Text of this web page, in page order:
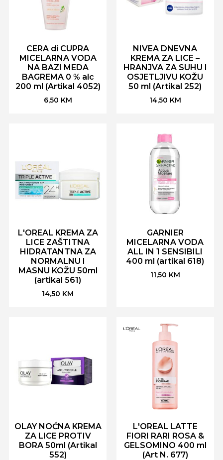
CERA di CUPRA
MICELARNA VODA
NA BAZI MEDA
BAGREMA 0 % alc
200 ml (Artikal 4052)
6,50 KM
NIVEA DNEVNA
KREMA ZA LICE –
HRANJVA ZA SUHU I
OSJETLJIVU KOŽU
50 ml (Artikal 252)
14,50 KM
L'OREAL KREMA ZA
LICE ZAŠTITNA
HIDRATANTNA ZA
NORMALNU I
MASNU KOŽU 50ml
(artikal 561)
14,50 KM
GARNIER
MICELARNA VODA
ALL IN 1 SENSIBILI
400 ml (artikal 618)
11,50 KM
OLAY NOĆNA KREMA
ZA LICE PROTIV
BORA 50ml (Artikal
552)
L'OREAL LATTE
FIORI RARI ROSA &
GELSOMINO 400 ml
(Art N. 677)